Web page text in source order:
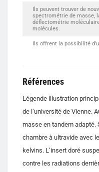
Ils peuvent trouver de
spectrométrie de masse,
déflectométrie
molécules.
Ils offrent la possibilité
Références
Légende illustration
de l’université de Vienne.
masse en tandem adapté.
chambre à ultravide avec
kelvins. L’insert doré
contre les radiations